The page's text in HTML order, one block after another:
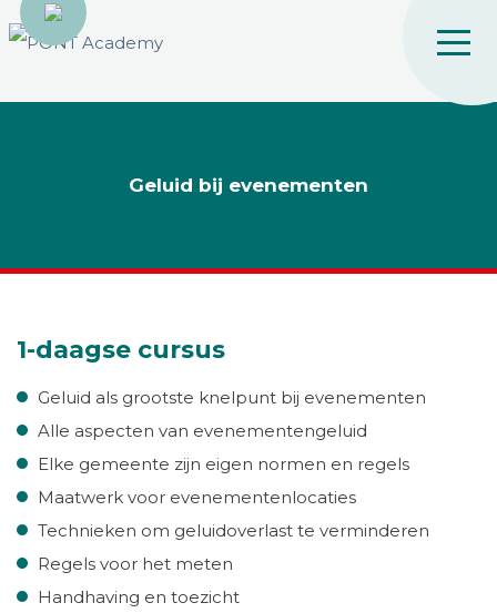
Geluid bij evenementen
1-daagse cursus
Geluid als grootste knelpunt bij evenementen
Alle aspecten van evenementengeluid
Elke gemeente zijn eigen normen en regels
Maatwerk voor evenementenlocaties
Technieken om geluidoverlast te verminderen
Regels voor het meten
Handhaving en toezicht